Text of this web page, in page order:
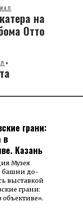
на
Отто
грани:
в
Казань
Му­зея
башни до­
вы­став­кой
гра­ни:
объек­тиве».